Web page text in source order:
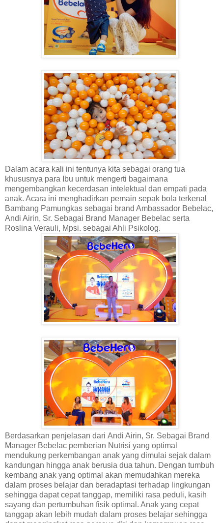
Dalam acara kali ini tentunya kita sebagai orang tua
khususnya para Ibu untuk mengerti bagaimana
mengembangkan kecerdasan intelektual dan empati pada
anak. Acara ini menghadirkan pemain sepak bola terkenal
Bambang Pamungkas sebagai brand Ambassador Bebelac,
Andi Airin, Sr. Sebagai Brand Manager Bebelac serta
Roslina Verauli, Mpsi. sebagai Ahli Psikolog.
Berdasarkan penjelasan dari Andi Airin, Sr. Sebagai Brand
Manager Bebelac pemberian Nutrisi yang optimal
mendukung perkembangan anak yang dimulai sejak dalam
kandungan hingga anak berusia dua tahun. Dengan tumbuh
kembang anak yang optimal akan memudahkan mereka
dalam proses belajar dan beradaptasi terhadap lingkungan
sehingga dapat cepat tanggap, memiliki rasa peduli, kasih
sayang dan pertumbuhan fisik optimal. Anak yang cepat
tanggap akan lebih mudah dalam proses belajar sehingga